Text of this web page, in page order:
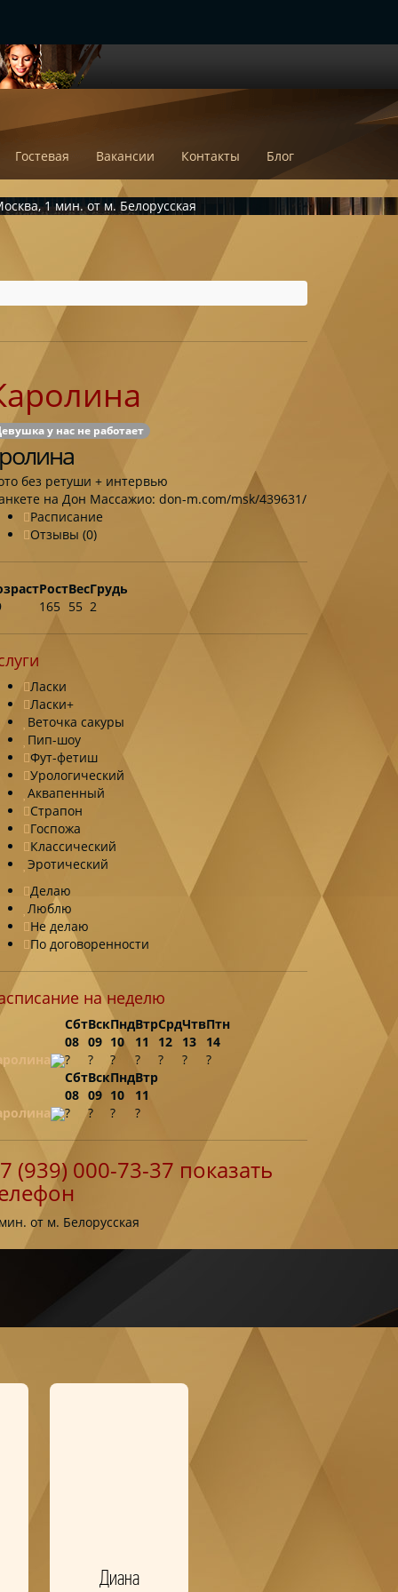
Гостевая Вакансии Контакты Блог
1 мин. от м. Белорусская
у нас не работает
без ретуши + интервью
на Дон Массажио: don-m.com/msk/439631/
Расписание
Отзывы (0)
РостВесГрудь
165 55 2
Ласки
Ласки+
Веточка сакуры
Пип-шоу
Фут-фетиш
Урологический
Аквапенный
Страпон
Госпожа
Классический
Эротический
Делаю
Люблю
Не делаю
По договоренности
на неделю
Сбт
08
Вск
09
Пнд
10
Втр
11
Срд
12
Чтв
13
Птн
14
? ? ? ? ? ?
?
Сбт
08
Вск
09
Пнд
10
Втр
11
? ? ? ?
(939) 000-73-37 показать
от м. Белорусская
Диана